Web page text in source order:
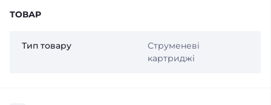
ТОВАР
Тип товару
Струменеві
картриджі